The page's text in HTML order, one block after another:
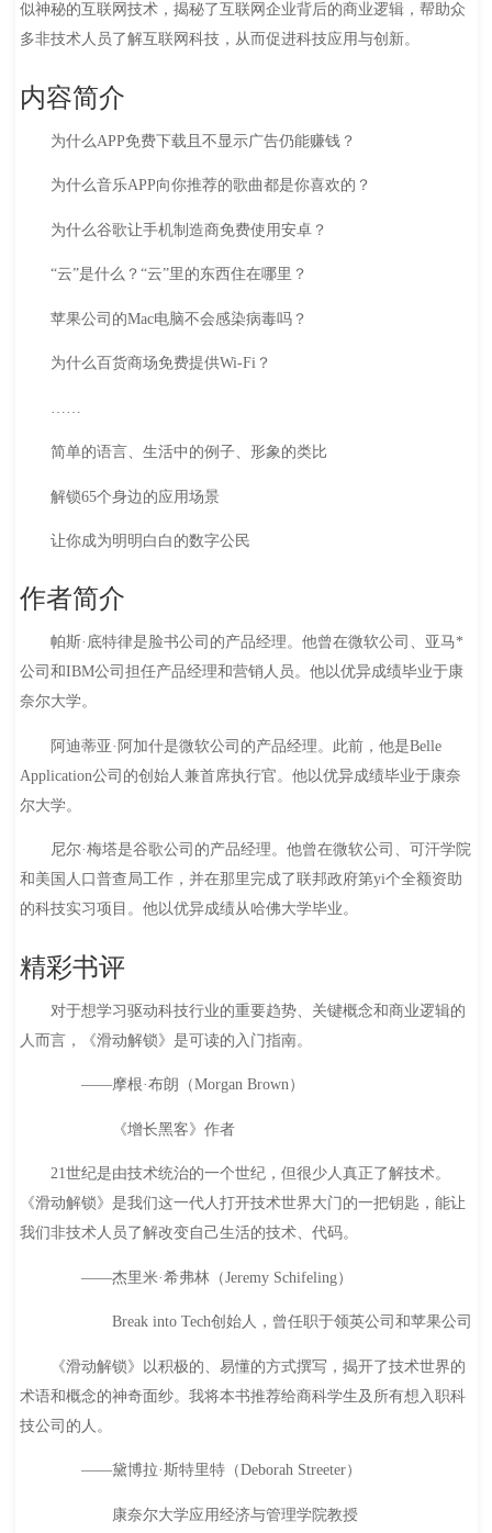
似神秘的互联网技术，揭秘了互联网企业背后的商业逻辑，帮助众
多非技术人员了解互联网科技，从而促进科技应用与创新。
内容简介
为什么APP免费下载且不显示广告仍能赚钱？
为什么音乐APP向你推荐的歌曲都是你喜欢的？
为什么谷歌让手机制造商免费使用安卓？
“云”是什么？“云”里的东西住在哪里？
苹果公司的Mac电脑不会感染病毒吗？
为什么百货商场免费提供Wi-Fi？
简单的语言、生活中的例子、形象的类比
解锁65个身边的应用场景
让你成为明明白白的数字公民
作者简介
帕斯·底特律是脸书公司的产品经理。他曾在微软公司、亚马*
公司和IBM公司担任产品经理和营销人员。他以优异成绩毕业于康
奈尔大学。
阿迪蒂亚·阿加什是微软公司的产品经理。此前，他是Belle
Application公司的创始人兼首席执行官。他以优异成绩毕业于康奈
尔大学。
尼尔·梅塔是谷歌公司的产品经理。他曾在微软公司、可汗学院
和美国人口普查局工作，并在那里完成了联邦政府第yi个全额资助
的科技实习项目。他以优异成绩从哈佛大学毕业。
精彩书评
对于想学习驱动科技行业的重要趋势、关键概念和商业逻辑的
人而言，《滑动解锁》是可读的入门指南。
——摩根·布朗（Morgan Brown）
《增长黑客》作者
21世纪是由技术统治的一个世纪，但很少人真正了解技术。
《滑动解锁》是我们这一代人打开技术世界大门的一把钥匙，能让
我们非技术人员了解改变自己生活的技术、代码。
——杰里米·希弗林（Jeremy Schifeling）
Break into Tech创始人，曾任职于领英公司和苹果公司
《滑动解锁》以积极的、易懂的方式撰写，揭开了技术世界的
术语和概念的神奇面纱。我将本书推荐给商科学生及所有想入职科
技公司的人。
——黛博拉·斯特里特（Deborah Streeter）
康奈尔大学应用经济与管理学院教授